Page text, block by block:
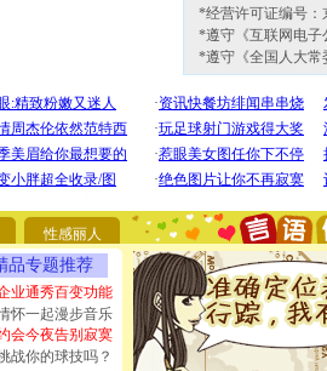
*经营许可证编号：
*遵守《互联网电子
*遵守《全国人大常
性感丽人
品专题推荐
业通秀百变功能
怀一起漫步音乐
会今夜告别寂寞
战你的球技吗？
[圣诞节]圣诞节到了，想想没
你太多，只有给你五千万：
要平安！千万要知足！千万
能正大光明地骚扰你,告诉你,
天都要快乐噢!
[圣诞节]奉上一颗祝福的心,在
如意,快乐,鲜花,一切美好的祝
[元旦] 看到你我会触电；看不
断电。爱你是我职业，想你
你是我专业！水晶之恋祝你新
[元旦]如果上天让我许三个愿